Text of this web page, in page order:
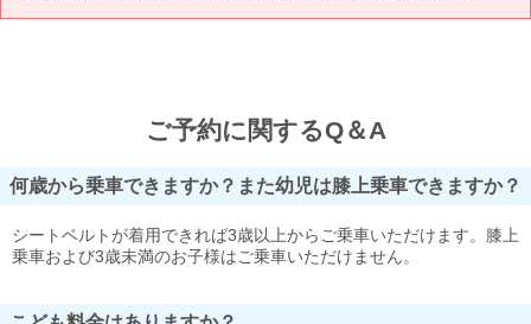
ご予約に関するQ＆A
何歳から乗車できますか？また幼児は膝上乗車できますか？
シートベルトが着用できれば3歳以上からご乗車いただけます。膝上
乗車および3歳未満のお子様はご乗車いただけません。